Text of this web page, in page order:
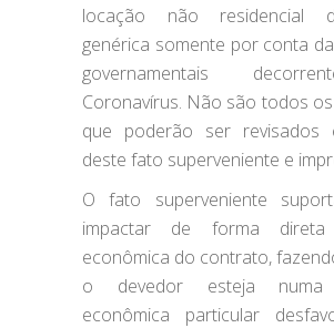
locação não residencial
genérica somente por conta
governamentais
Coronavírus. Não são todos
que poderão ser revisados
deste fato superveniente e
O fato superveniente
impactar de forma
econômica do contrato,
o devedor esteja numa
econômica particular